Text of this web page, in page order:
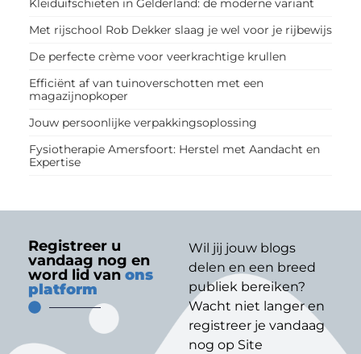
Kleiduifschieten in Gelderland: de moderne variant
Met rijschool Rob Dekker slaag je wel voor je rijbewijs
De perfecte crème voor veerkrachtige krullen
Efficiënt af van tuinoverschotten met een
magazijnopkoper
Jouw persoonlijke verpakkingsoplossing
Fysiotherapie Amersfoort: Herstel met Aandacht en
Expertise
Registreer u
vandaag nog en
word lid van ons
platform
Wil jij jouw blogs
delen en een breed
publiek bereiken?
Wacht niet langer en
registreer je vandaag
nog op Site